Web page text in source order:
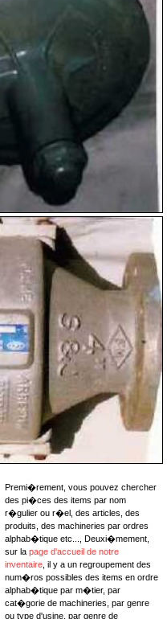
Premi�rement, vous pouvez chercher
des pi�ces des items par nom
r�gulier ou r�el, des articles, des
produits, des machineries par ordres
alphab�tique etc..., Deuxi�mement,
sur la page d'accueil de notre
inventaire , il y a un regroupement des
num�ros possibles des items en ordre
alphab�tique par m�tier, par
cat�gorie de machineries, par genre
ou type d'usine, par genre de